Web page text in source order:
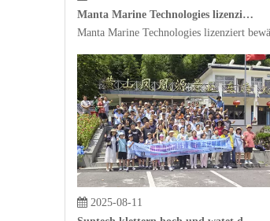
Manta Marine Technologies lizenziert